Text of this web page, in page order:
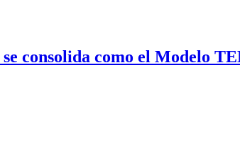
consolida como el Modelo